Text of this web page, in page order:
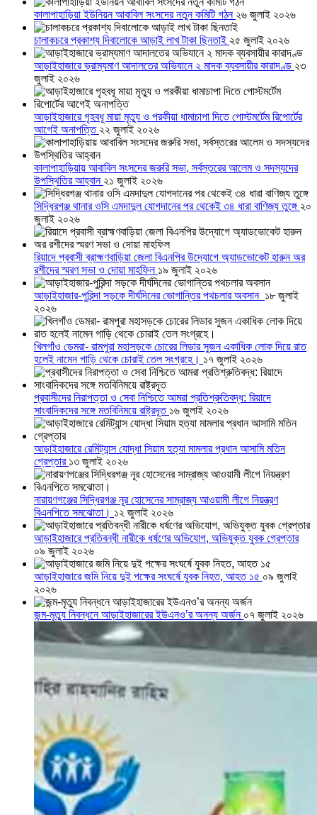
কালাপাহাড়িয়া ইউনিয়ন আবাবিল সংসদের নতুন কমিটি গঠন ২৬ জুলাই ২০২৬
চালাকচরে প্রকাশ্য দিবালোকে আড়াই লাখ টাকা ছিনতাই ২৫ জুলাই ২০২৬
আড়াইহাজারে ভ্রাম্যমাণ আদালতের অভিযানে ২ মাদক ব্যবসায়ীর কারাদণ্ড ২৩
জুলাই ২০২৬
আড়াইহাজারে গৃহবধূ মায়া মৃত্যু ও পরকীয়া ধামাচাপা দিতে পোস্টমর্টেম রিপোর্টের
আগেই অনাপত্তি ২২ জুলাই ২০২৬
কালাপাহাড়িয়ায় আবাবিল সংসদের জরুরি সভা, সর্বস্তরের আলেম ও সদস্যদের
উপস্থিতির আহ্বান ২১ জুলাই ২০২৬
সিদ্ধিরগঞ্জ থানার ওসি এমদাদুল যোগদানের পর থেকেই ৩৪ ধারা বাণিজ্য তুঙ্গে ২০
জুলাই ২০২৬
রিয়াদে প্রবাসী ব্রাহ্মণবাড়িয়া জেলা বিএনপির উদ্যোগে অ্যাডভোকেট হারুন অর
রশীদের স্মরণ সভা ও দোয়া মাহফিল ১৯ জুলাই ২০২৬
আড়াইহাজার-পুরিন্দা সড়কে দীর্ঘদিনের ভোগান্তির পথচলার অবসান ১৮ জুলাই
২০২৬
খিলগাঁও ডেমরা- রামপুরা মহাসড়কে চোরের লিডার সুজন একাধিক লোক দিয়ে রাত
হলেই নামেন গাড়ি থেকে চোরাই তেল সংগ্রহে। ১৭ জুলাই ২০২৬
প্রবাসীদের নিরাপত্তা ও সেবা নিশ্চিতে আমরা প্রতিশ্রুতিবদ্ধ: রিয়াদে
সাংবাদিকদের সঙ্গে মতবিনিময়ে রাষ্ট্রদূত ১৬ জুলাই ২০২৬
আড়াইহাজারে রেমিট্যান্স যোদ্ধা সিয়াম হত্যা মামলার প্রধান আসামি মতিন
গ্রেপ্তার ১৩ জুলাই ২০২৬
নারায়ণগঞ্জের সিদ্ধিরগঞ্জ নূর হোসেনের সাম্রাজ্য আওয়ামী লীগে নিয়ন্ত্রণ
বিএনপিতে সমঝোতা। ১২ জুলাই ২০২৬
আড়াইহাজারে প্রতিবন্ধী নারীকে ধর্ষণের অভিযোগ, অভিযুক্ত যুবক গ্রেপ্তার
০৯ জুলাই ২০২৬
আড়াইহাজারে জমি নিয়ে দুই পক্ষের সংঘর্ষে যুবক নিহত, আহত ১৫ ০৯ জুলাই
২০২৬
জন্ম-মৃত্যু নিবন্ধনে আড়াইহাজারের ইউএনও’র অনন্য অর্জন ০৭ জুলাই ২০২৬